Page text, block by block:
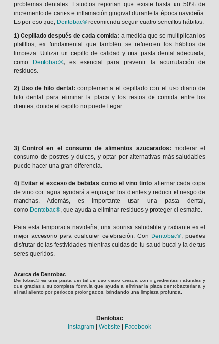
problemas dentales. Estudios reportan que existe hasta un 50% de
incremento de caries e inflamación gingival durante la época navideña.
Es por eso que, Dentobac® recomienda seguir cuatro sencillos hábitos:
1) Cepillado después de cada comida: a medida que se multiplican los
platillos, es fundamental que también se refuercen los hábitos de
limpieza. Utilizar un cepillo de calidad y una pasta dental adecuada,
como Dentobac®, es esencial para prevenir la acumulación de
residuos.
2) Uso de hilo dental:complementa el cepillado con el uso diario de
hilo dental para eliminar la placa y los restos de comida entre los
dientes, donde el cepillo no puede llegar.
3) Control en el consumo de alimentos azucarados: moderar el
consumo de postres y dulces, y optar por alternativas más saludables
puede hacer una gran diferencia.
4) Evitar el exceso de bebidas como el vino tinto: alternar cada copa
de vino con agua ayudará a enjuagar los dientes y reducir el riesgo de
manchas. Además, es importante usar una pasta dental,
como Dentobac®, que ayuda a eliminar residuos y proteger el esmalte.
Para esta temporada navideña, una sonrisa saludable y radiante es el
mejor accesorio para cualquier celebración. Con Dentobac®, puedes
disfrutar de las festividades mientras cuidas de tu salud bucal y la de tus
seres queridos.
Acerca de Dentobac
Dentobac® es una pasta dental de uso diario creada con ingredientes naturales y
que gracias a su completa fórmula que ayuda a eliminar la placa dentobacteriana y
el mal aliento por periodos prolongados, brindando una limpieza profunda
Dentobac
Instagram | Website | Facebook